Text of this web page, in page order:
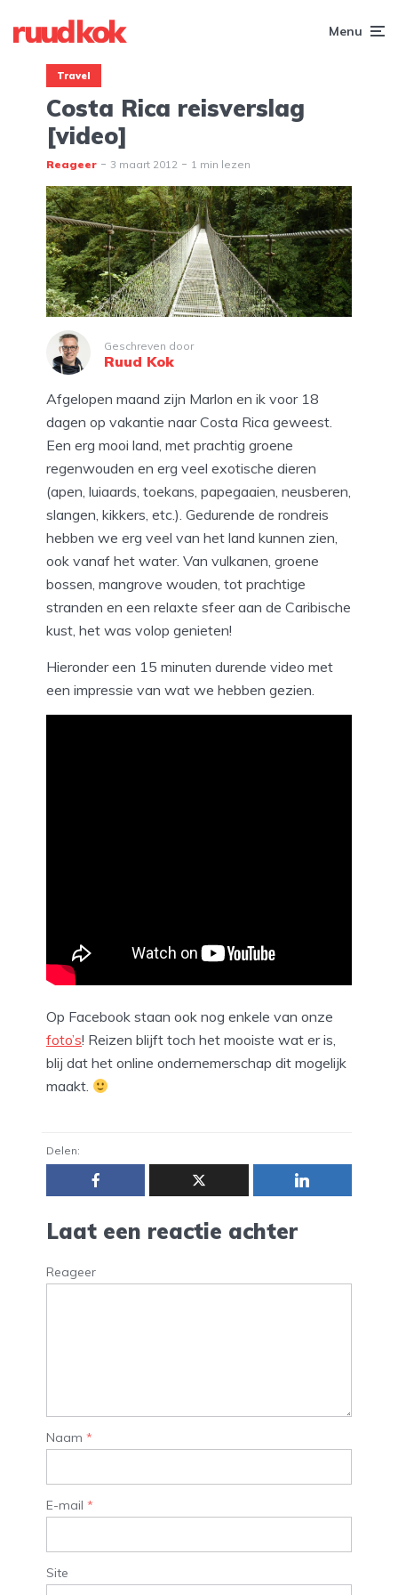
Menu
Travel
Costa Rica reisverslag
[video]
Reageer 3 maart 2012 1 min lezen
Geschreven door
Ruud Kok
Afgelopen maand zijn Marlon en ik voor 18
dagen op vakantie naar Costa Rica geweest.
Een erg mooi land, met prachtig groene
regenwouden en erg veel exotische dieren
(apen, luiaards, toekans, papegaaien, neusberen,
slangen, kikkers, etc.). Gedurende de rondreis
hebben we erg veel van het land kunnen zien,
ook vanaf het water. Van vulkanen, groene
bossen, mangrove wouden, tot prachtige
stranden en een relaxte sfeer aan de Caribische
kust, het was volop genieten!
Hieronder een 15 minuten durende video met
een impressie van wat we hebben gezien.
Op Facebook staan ook nog enkele van onze
foto’s! Reizen blijft toch het mooiste wat er is,
blij dat het online ondernemerschap dit mogelijk
maakt.
Delen:
Laat een reactie achter
Reageer
Naam *
E-mail *
Site